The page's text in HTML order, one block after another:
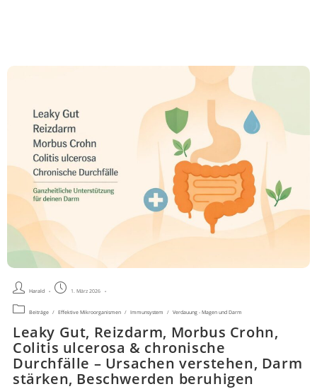
Leaky Gut, Reizdarm, Morbus Crohn,
Colitis ulcerosa & chronische
Durchfälle – Ursachen verstehen, Darm
stärken, Beschwerden beruhigen
Beitrags-
Autor:
Harald
Beitrag
1. März 2026
Beitrags-
Kategorie:
Beiträge / Effektive Mikroorganismen / Immunsystem / Verdauung - Magen und Darm